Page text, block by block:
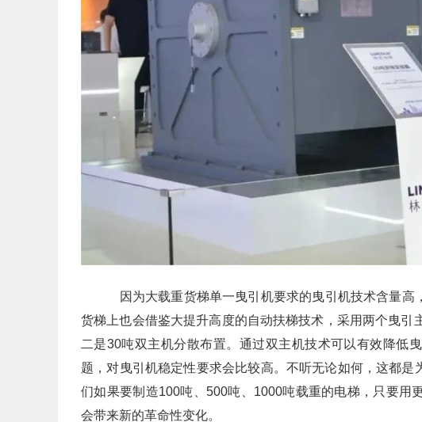
因为大载重货梯单一曳引机要求的曳引机技术含量高
货梯上也会借鉴大提升高度的自动扶梯技术，采用两个曳
二是30吨双主机分散布置。通过双主机技术可以有效降低
题，对曳引机稳定性要求会比较高。不听无论如何，这都
们如果要制造100吨、500吨、1000吨载重的电梯，只要用
会带来新的革命性变化。